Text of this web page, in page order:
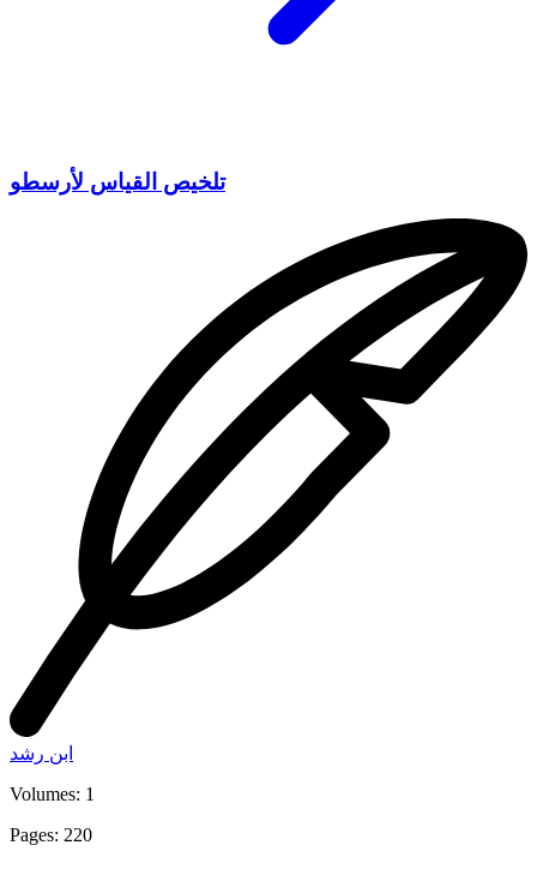
تلخيص القياس لأرسطو
ابن رشد
Volumes: 1
Pages: 220